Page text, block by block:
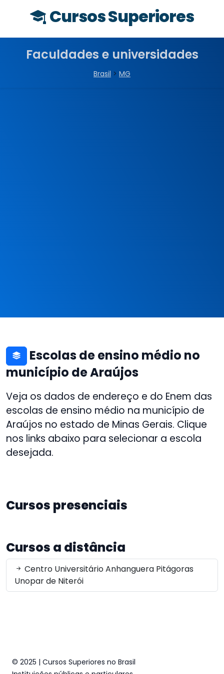
Cursos Superiores
Faculdades e universidades
Brasil > MG
Escolas de ensino médio no
município de Araújos
Veja os dados de endereço e do Enem das
escolas de ensino médio na município de
Araújos no estado de Minas Gerais. Clique
nos links abaixo para selecionar a escola
desejada.
Cursos presenciais
Cursos a distância
Centro Universitário Anhanguera Pitágoras
Unopar de Niterói
© 2025 | Cursos Superiores no Brasil